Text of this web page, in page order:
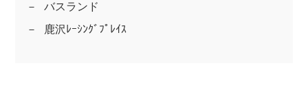
バスランド
鹿沢ﾚｰｼﾝｸﾞﾌﾟﾚｲｽ